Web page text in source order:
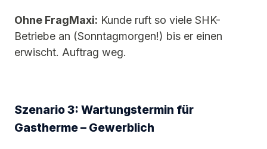
Ohne FragMaxi: Kunde ruft so viele SHK-
Betriebe an (Sonntagmorgen!) bis er einen
erwischt. Auftrag weg.
Szenario 3: Wartungstermin für
Gastherme – Gewerblich